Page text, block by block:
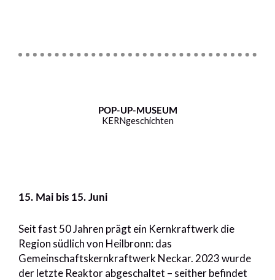
POP-UP-MUSEUM
KERNgeschichten
15. Mai bis 15. Juni
Seit fast 50 Jahren prägt ein Kernkraftwerk die
Region südlich von Heilbronn: das
Gemeinschaftskernkraftwerk Neckar. 2023 wurde
der letzte Reaktor abgeschaltet – seither befindet